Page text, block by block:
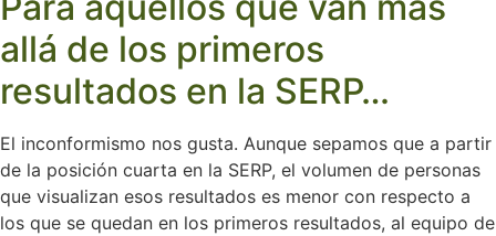
allá de los primeros
resultados en la SERP…
El inconformismo nos gusta. Aunque sepamos que a partir
de la posición cuarta en la SERP, el volumen de personas
que visualizan esos resultados es menor con respecto a
los que se quedan en los primeros resultados, al equipo de